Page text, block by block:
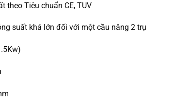
theo Tiêu chuẩn CE, TUV
suất khá lớn đối với một cầu nâng 2 trụ